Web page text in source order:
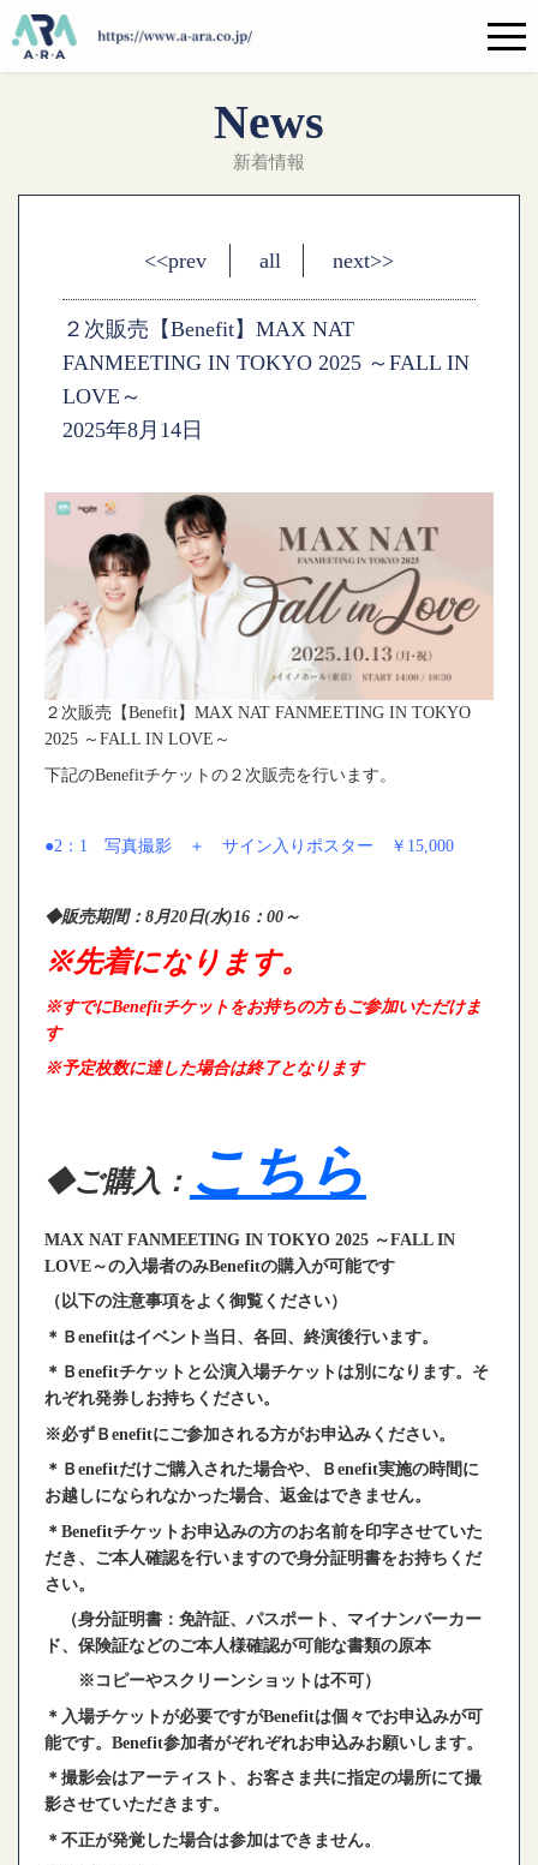
News
新着情報
<<prev all next>>
２次販売【Benefit】MAX NAT
FANMEETING IN TOKYO 2025 ～FALL IN
LOVE～
2025年8月14日
２次販売【Benefit】MAX NAT FANMEETING IN TOKYO
2025 ～FALL IN LOVE～
下記のBenefitチケットの２次販売を行います。
●2：1 写真撮影 ＋ サイン入りポスター ￥15,000
◆販売期間：8月20日(水)16：00～
※先着になります。
※すでにBenefitチケットをお持ちの方もご参加いただけま
す
※予定枚数に達した場合は終了となります
◆ご購入： こちら
MAX NAT FANMEETING IN TOKYO 2025 ～FALL IN
LOVE～の入場者のみBenefitの購入が可能です
（以下の注意事項をよく御覧ください）
＊Ｂenefitはイベント当日、各回、終演後行います。
＊Ｂenefitチケットと公演入場チケットは別になります。そ
れぞれ発券しお持ちください。
※必ずＢenefitにご参加される方がお申込みください。
＊Ｂenefitだけご購入された場合や、Ｂenefit実施の時間に
お越しになられなかった場合、返金はできません。
＊Benefitチケットお申込みの方のお名前を印字させていた
だき、 ご本人確認を行いますので身分証明書をお持ちくだ
さい。
（身分証明書：免許証、パスポート、マイナンバーカー
ド、保険証などのご本人様確認が可能な書類の原本
※コピーやスクリーンショットは不可）
＊入場チケットが必要ですがBenefitは個々でお申込みが可
能です。Benefit参加者がぞれぞれお申込みお願いします。
＊撮影会はアーティスト、お客さま共に指定の場所にて撮
影させていただきます。
＊不正が発覚した場合は参加はできません。